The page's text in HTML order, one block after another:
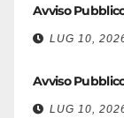
Avviso
LUG 10,
Avviso
LUG 10,